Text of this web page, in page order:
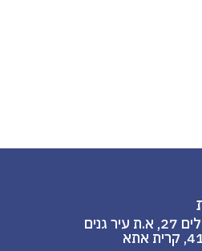
המעפילים 27, א.ת עיר גנים